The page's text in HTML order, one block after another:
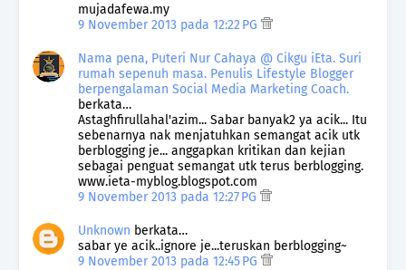
mujadafewa.my
9 November 2013 pada 12:22 PG
Nama pena, Puteri Nur Cahaya @ Cikgu iEta. Suri
rumah sepenuh masa. Penulis Lifestyle Blogger
berpengalaman Social Media Marketing Coach.
berkata…
Astaghfirullahal'azim... Sabar banyak2 ya acik... Itu
sebenarnya nak menjatuhkan semangat acik utk
berblogging je... anggapkan kritikan dan kejian
sebagai penguat semangat utk terus berblogging.
www.ieta-myblog.blogspot.com
9 November 2013 pada 12:27 PG
Unknown berkata…
sabar ye acik..ignore je...teruskan berblogging~
9 November 2013 pada 12:45 PG